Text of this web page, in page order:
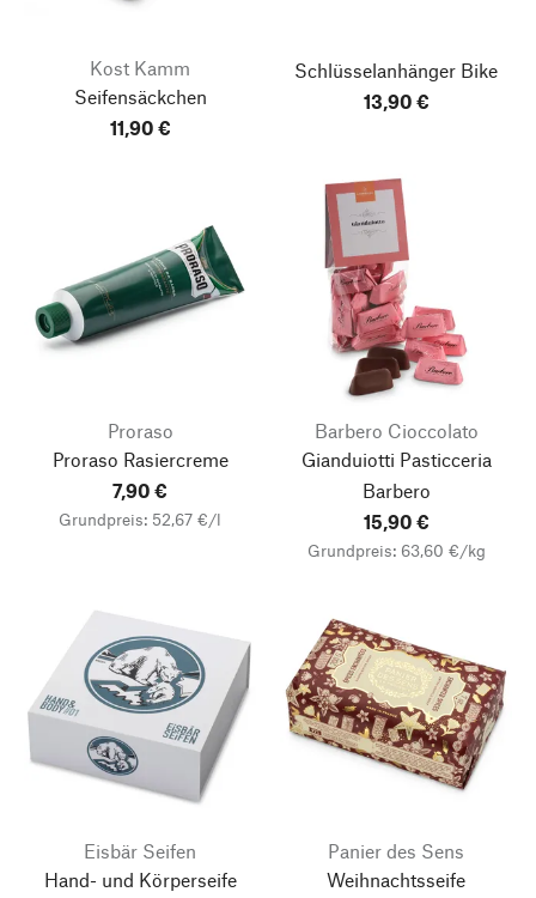
Kost Kamm
Seifensäckchen
11,90 €
Schlüsselanhänger Bike
13,90 €
Proraso
Proraso Rasiercreme
7,90 €
Grundpreis: 52,67 €/l
Barbero Cioccolato
Gianduiotti Pasticceria
Barbero
15,90 €
Grundpreis: 63,60 €/kg
Eisbär Seifen
Hand- und Körperseife
Panier des Sens
Weihnachtsseife